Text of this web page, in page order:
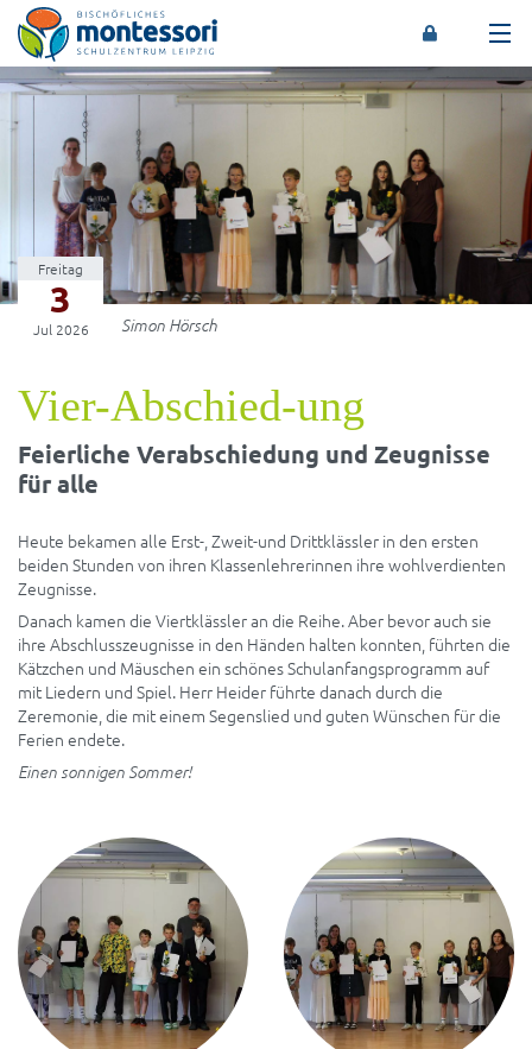
Montessori-Schulzentrum Leipzig
Freitag
3
Jul 2026 Simon Hörsch
Vier-Abschied-ung
Feierliche Verabschiedung und Zeugnisse
für alle
Heute bekamen alle Erst-, Zweit-und Drittklässler in den ersten
beiden Stunden von ihren Klassenlehrerinnen ihre wohlverdienten
Zeugnisse.
Danach kamen die Viertklässler an die Reihe. Aber bevor auch sie
ihre Abschlusszeugnisse in den Händen halten konnten, führten die
Kätzchen und Mäuschen ein schönes Schulanfangsprogramm auf
mit Liedern und Spiel. Herr Heider führte danach durch die
Zeremonie, die mit einem Segenslied und guten Wünschen für die
Ferien endete.
Einen sonnigen Sommer!